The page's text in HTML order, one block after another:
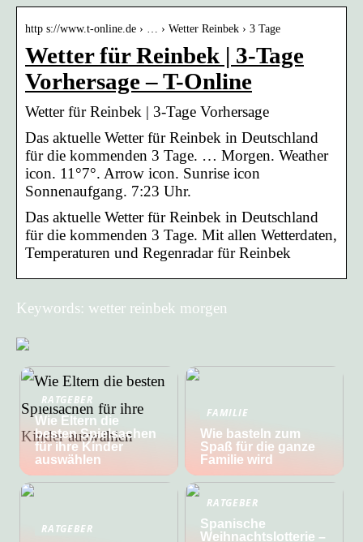
http s://www.t-online.de › … › Wetter Reinbek › 3 Tage
Wetter für Reinbek | 3-Tage
Vorhersage – T-Online
Wetter für Reinbek | 3-Tage Vorhersage
Das aktuelle Wetter für Reinbek in Deutschland
für die kommenden 3 Tage. … Morgen. Weather
icon. 11°7°. Arrow icon. Sunrise icon
Sonnenaufgang. 7:23 Uhr.
Das aktuelle Wetter für Reinbek in Deutschland
für die kommenden 3 Tage. Mit allen Wetterdaten,
Temperaturen und Regenradar für Reinbek
Keywords: wetter reinbek morgen
RATGEBER
Wie Eltern die
besten Spielsachen
für ihre Kinder
auswählen
FAMILIE
Wie basteln zum
Spaß für die ganze
Familie wird
RATGEBER
RATGEBER
Spanische
Weihnachtslotterie –